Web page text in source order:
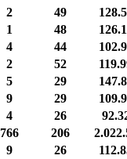
2 49
1 48
4 44
2 52
5 29
9 29
4 26
766 206
9 26